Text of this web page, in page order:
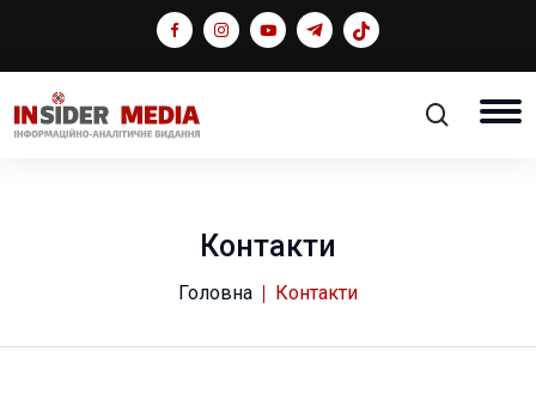
Контакти
Головна Контакти